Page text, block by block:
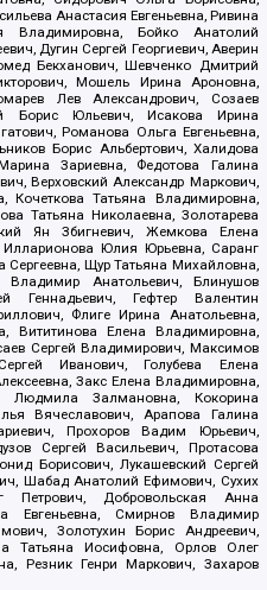
Анастасия Евгеньевна, Ривина
Владимировна, Бойко Анатолий
Дугин Сергей Георгиевич, Аверин
Бекханович, Шевченко Дмитрий
Мошель Ирина Ароновна,
Лев Александрович, Созаев
Борис Юльевич, Исакова Ирина
Романова Ольга Евгеньевна,
Борис Альбертович, Халидова
Зариевна, Федотова Галина
Верховский Александр Маркович,
Кочеткова Татьяна Владимировна,
Татьяна Николаевна, Золотарева
Ян Збигневич, Жемкова Елена
Илларионова Юлия Юрьевна, Саранг
Сергеевна, Щур Татьяна Михайловна,
Анатольевич, Блинушов
Геннадьевич, Гефтер Валентин
Флиге Ирина Анатольевна,
Вититинова Елена Владимировна,
Сергей Владимирович, Максимов
Иванович, Голубева Елена
Закс Елена Владимировна,
Людмила Залмановна, Кокорина
Вячеславович, Арапова Галина
Прохоров Вадим Юрьевич,
Сергей Васильевич, Протасова
Борисович, Лукашевский Сергей
Шабад Анатолий Ефимович, Сухих
Добровольская Анна
Евгеньевна, Смирнов Владимир
Золотухин Борис Андреевич,
Татьяна Иосифовна, Орлов Олег
Резник Генри Маркович, Захаров